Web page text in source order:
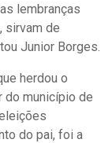
lembranças
sirvam de
Junior Borges.
herdou o
do município de
do pai, foi a